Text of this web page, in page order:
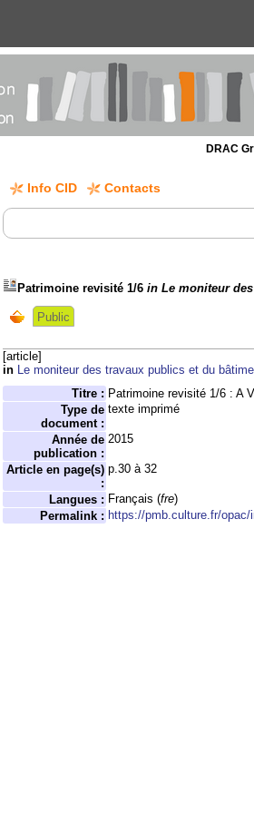
DRAC
Info CID Contacts
Patrimoine revisité 1/6 in Le moniteur
Public
[article]
in Le moniteur des travaux publics et du
Titre : Patrimoine revisité 1/6 : A
Type de
document :
texte imprimé
Année de
publication :
2015
Article en page(s)
:
p.30 à 32
Langues : Français (fre)
Permalink : https://pmb.culture.fr/